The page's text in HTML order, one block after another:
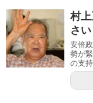
村
さい
安倍
勢が
の支